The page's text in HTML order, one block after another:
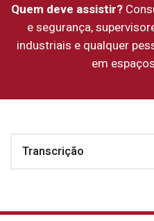
Quem deve assistir?
e segurança,
industriais e qualquer
em
Transcrição